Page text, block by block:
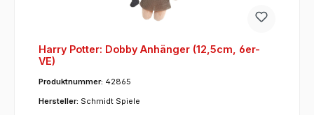
Harry Potter: Dobby Anhänger (12,5cm, 6er-
VE)
Produktnummer: 42865
Hersteller: Schmidt Spiele